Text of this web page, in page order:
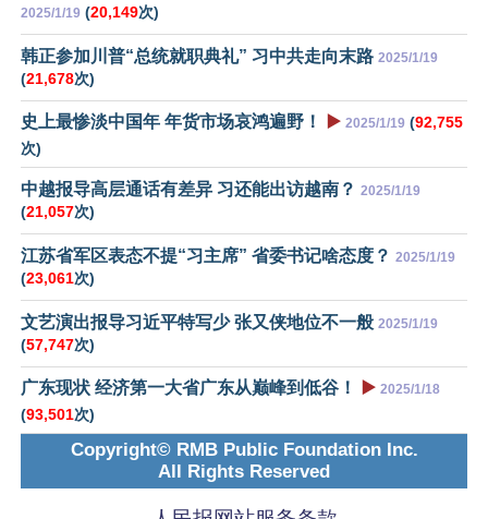
2025/1/19 (20,149次)
韩正参加川普“总统就职典礼” 习中共走向末路 2025/1/19
(21,678次)
史上最惨淡中国年 年货市场哀鸿遍野！ ▶️ 2025/1/19 (92,755
次)
中越报导高层通话有差异 习还能出访越南？ 2025/1/19
(21,057次)
江苏省军区表态不提“习主席” 省委书记啥态度？ 2025/1/19
(23,061次)
文艺演出报导习近平特写少 张又侠地位不一般 2025/1/19
(57,747次)
广东现状 经济第一大省广东从巅峰到低谷！ ▶️ 2025/1/18
(93,501次)
Copyright© RMB Public Foundation Inc.
All Rights Reserved